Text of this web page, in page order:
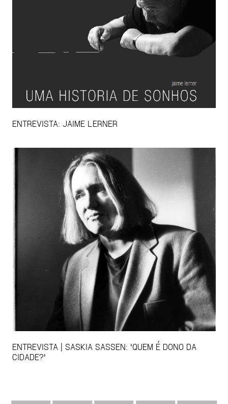
ENTREVISTA: JAIME LERNER
ENTREVISTA | SASKIA SASSEN: 'QUEM É DONO DA
CIDADE?'